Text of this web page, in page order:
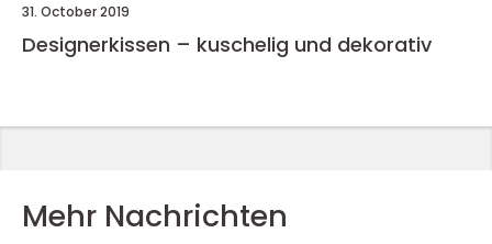
31. October 2019
Designerkissen – kuschelig und dekorativ
Mehr Nachrichten